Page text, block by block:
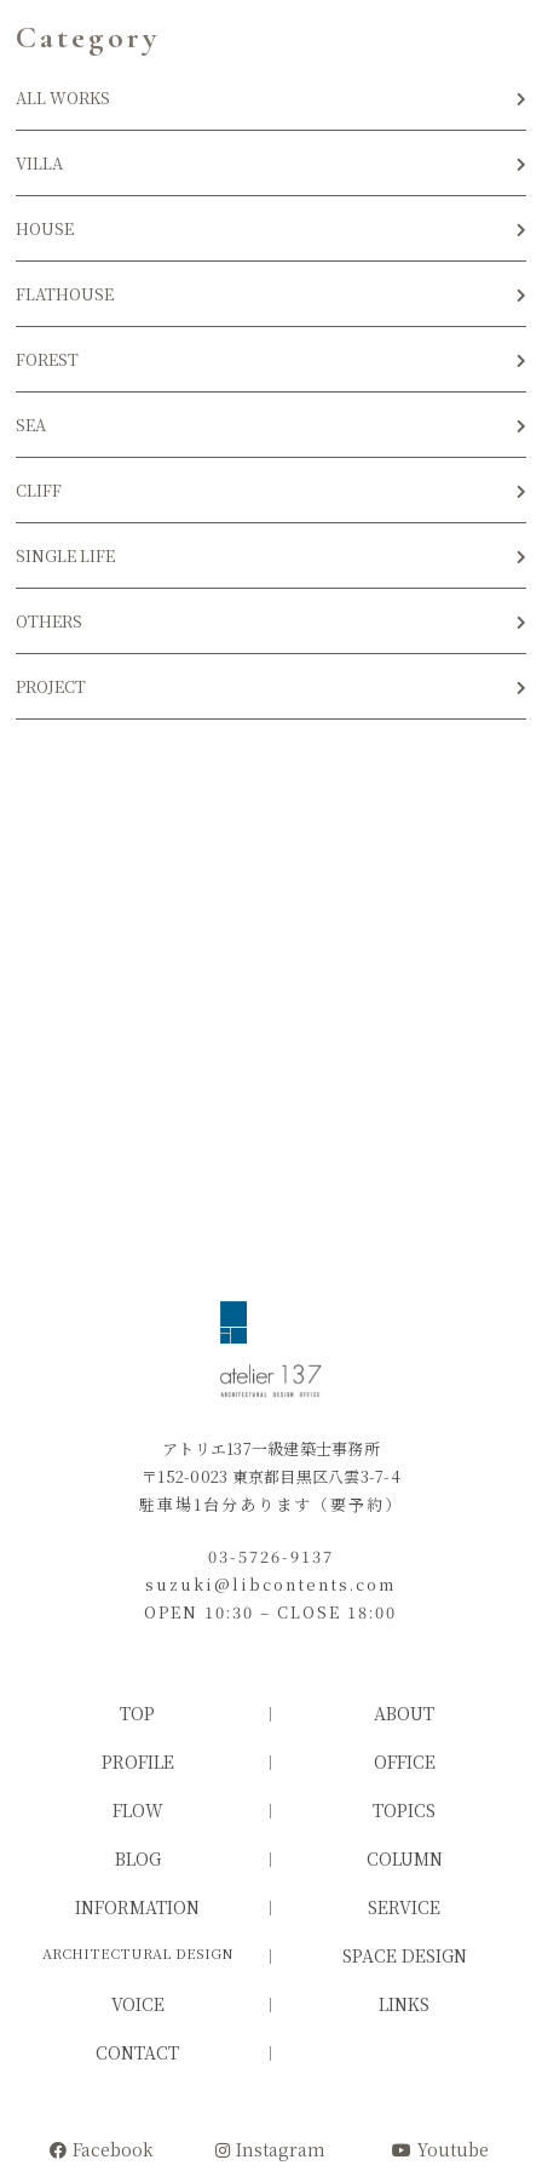
Category
ALL WORKS
VILLA
HOUSE
FLATHOUSE
FOREST
SEA
CLIFF
SINGLE LIFE
OTHERS
PROJECT
アトリエ137一級建築士事務所
〒152-0023 東京都目黒区八雲3-7-4
駐車場1台分あります（要予約）
03-5726-9137
suzuki@libcontents.com
OPEN 10:30 – CLOSE 18:00
TOP
ABOUT
PROFILE
OFFICE
FLOW
TOPICS
BLOG
COLUMN
INFORMATION
SERVICE
ARCHITECTURAL DESIGN
SPACE DESIGN
VOICE
LINKS
CONTACT
Facebook Instagram Youtube